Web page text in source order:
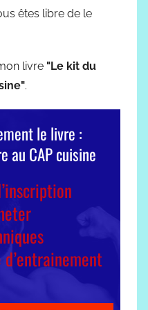
êtes libre de le
livre "Le kit du
.